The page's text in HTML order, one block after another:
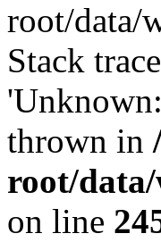
root/data/
Stack
thrown in
root/
on line